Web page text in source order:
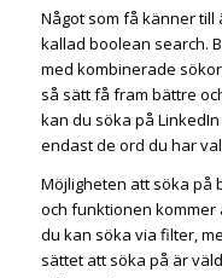
Något som få känner till
kallad boolean search.
med kombinerade
så sätt få fram bättre
kan du söka på
endast de ord du har
Möjligheten att söka på
och funktionen kommer
du kan söka via filter,
sättet att söka på är